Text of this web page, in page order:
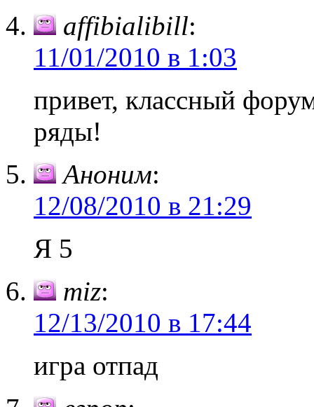
affibialibill:
11/01/2010 в 1:03
привет, классный
ряды!
Аноним:
12/08/2010 в 21:29
Я 5
miz:
12/13/2010 в 17:44
игра отпад